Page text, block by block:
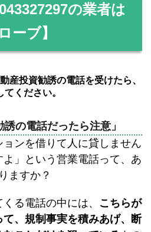
の業者は
ーブ】
産投資勧誘の電話を受けたら、
てください。
誘の電話だったら注意」
ョンを借りて人に貸しません
」という営業電話って、あ
りますか？
る電話の中には、 こちらが
、規制事実を積みあげ、断